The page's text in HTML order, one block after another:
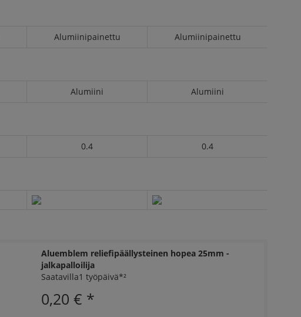
Alumiinipainettu Alumiinipainettu
Alumiini Alumiini
0.4 0.4
Aluemblem reliefipäällysteinen hopea 25mm -
jalkapalloilija
Saatavilla1 työpäivä*²
0,20 € *